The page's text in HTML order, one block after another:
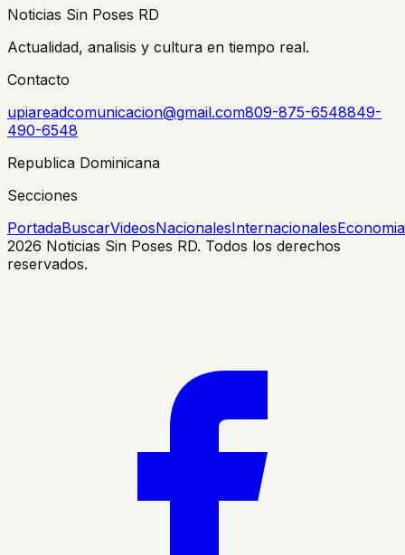
Noticias Sin Poses RD
Actualidad, analisis y cultura en tiempo real.
Contacto
upiareadcomunicacion@gmail.com809-875-6548849-
490-6548
Republica Dominicana
Secciones
PortadaBuscarVideosNacionalesInternacionalesEconomia
2026 Noticias Sin Poses RD. Todos los derechos
reservados.